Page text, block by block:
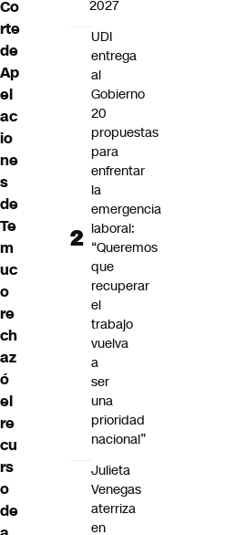
Co
rte
de
Ap
el
ac
io
ne
s
de
Te
m
uc
o
re
ch
az
ó
el
re
cu
rs
o
de
2027
UDI
entrega
al
Gobierno
20
propuestas
para
enfrentar
la
emergencia
laboral:
“Queremos
que
recuperar
el
trabajo
vuelva
a
ser
una
prioridad
nacional”
Julieta
Venegas
aterriza
en